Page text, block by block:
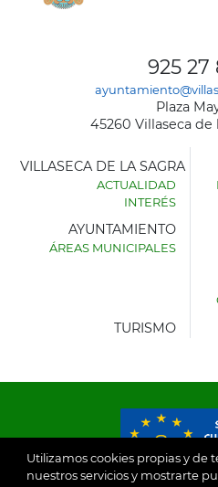
Utilizamos cookies propias y de
nuestros servicios y mostrarte
925 27
Plaza
45260 Villaseca de
AYUNTAMIENTO
VILLASECA DE LA SAGRA
ACTUALIDAD
INTERÉS
AYUNTAMIENTO
ÁREAS MUNICIPALES
TURISMO